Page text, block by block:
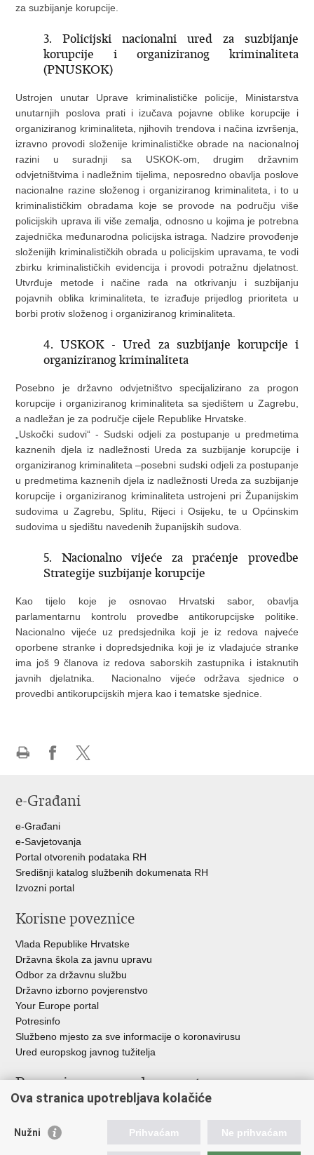
za suzbijanje korupcije.
3. Policijski nacionalni ured za suzbijanje
korupcije i organiziranog kriminaliteta
(PNUSKOK)
Ustrojen unutar Uprave kriminalističke policije, Ministarstva
unutarnjih poslova prati i izučava pojavne oblike korupcije i
organiziranog kriminaliteta, njihovih trendova i načina izvršenja,
izravno provodi složenije kriminalističke obrade na nacionalnoj
razini u suradnji sa USKOK-om, drugim državnim
odvjetništvima i nadležnim tijelima, neposredno obavlja poslove
nacionalne razine složenog i organiziranog kriminaliteta, i to u
kriminalističkim obradama koje se provode na području više
policijskih uprava ili više zemalja, odnosno u kojima je potrebna
zajednička međunarodna policijska istraga. Nadzire provođenje
složenijih kriminalističkih obrada u policijskim upravama, te vodi
zbirku kriminalističkih evidencija i provodi potražnu djelatnost.
Utvrđuje metode i načine rada na otkrivanju i suzbijanju
pojavnih oblika kriminaliteta, te izrađuje prijedlog prioriteta u
borbi protiv složenog i organiziranog kriminaliteta.
4. USKOK - Ured za suzbijanje korupcije i
organiziranog kriminaliteta
Posebno je državno odvjetništvo specijalizirano za progon
korupcije i organiziranog kriminaliteta sa sjedištem u Zagrebu,
a nadležan je za područje cijele Republike Hrvatske.
„Uskočki sudovi“ - Sudski odjeli za postupanje u predmetima
kaznenih djela iz nadležnosti Ureda za suzbijanje korupcije i
organiziranog kriminaliteta –posebni sudski odjeli za postupanje
u predmetima kaznenih djela iz nadležnosti Ureda za suzbijanje
korupcije i organiziranog kriminaliteta ustrojeni pri Županijskim
sudovima u Zagrebu, Splitu, Rijeci i Osijeku, te u Općinskim
sudovima u sjedištu navedenih županijskih sudova.
5. Nacionalno vijeće za praćenje provedbe
Strategije suzbijanje korupcije
Kao tijelo koje je osnovao Hrvatski sabor, obavlja
parlamentarnu kontrolu provedbe antikorupcijske politike.
Nacionalno vijeće uz predsjednika koji je iz redova najveće
oporbene stranke i dopredsjednika koji je iz vladajuće stranke
ima još 9 članova iz redova saborskih zastupnika i istaknutih
javnih djelatnika. Nacionalno vijeće održava sjednice o
provedbi antikorupcijskih mjera kao i tematske sjednice.
FacebookuTwitteru
e-Građani
e-Građani
e-Savjetovanja
Portal otvorenih podataka RH
Središnji katalog službenih dokumenata RH
Izvozni portal
Korisne poveznice
Vlada Republike Hrvatske
Državna škola za javnu upravu
Odbor za državnu službu
Državno izborno povjerenstvo
Your Europe portal
Potresinfo
Službeno mjesto za sve informacije o koronavirusu
Ured europskog javnog tužitelja
Poveznice pravosudnog sustava
Državno odvjetništvo
Ured za suzbijanje korupcije i organiziranog kriminaliteta
Ova stranica upotrebljava kolačiće
Nužni Prihvaćam Ne prihvaćam